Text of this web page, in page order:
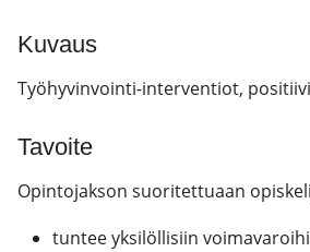
Kuvaus
Työhyvinvointi-interventiot,
Tavoite
Opintojakson suoritettuaan
tuntee yksilöllisiin